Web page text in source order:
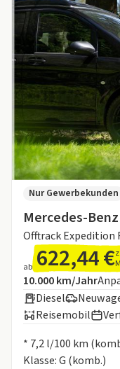
Mercedes-
Offtrack Expedition
Nur Gewerbekunden
ab 622,44 €
Angebotsdetails:
Inklusive
10.000 km/Jahr
Diesel
Reisemobil
* 7,2 l/100 km
Klasse: G (komb.)